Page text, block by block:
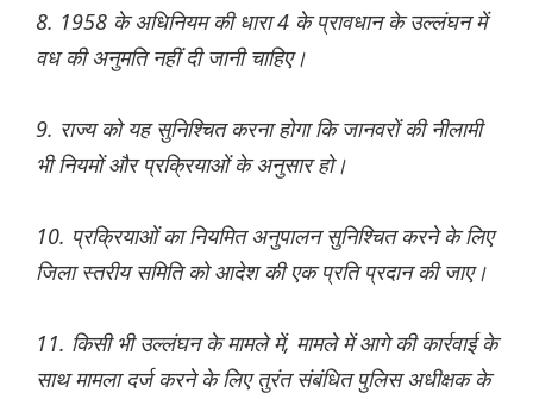
8. 1958 के अधिनियम की धारा 4 के प्रावधान के उल्लंघन में
वध की अनुमति नहीं दी जानी चाहिए।
9. राज्य को यह सुनिश्चित करना होगा कि जानवरों की नीलामी
भी नियमों और प्रक्रियाओं के अनुसार हो।
10. प्रक्रियाओं का नियमित अनुपालन सुनिश्चित करने के लिए
जिला स्तरीय समिति को आदेश की एक प्रति प्रदान की जाए।
11. किसी भी उल्लंघन के मामले में, मामले में आगे की कार्रवाई के
साथ मामला दर्ज करने के लिए तुरंत संबंधित पुलिस अधीक्षक के